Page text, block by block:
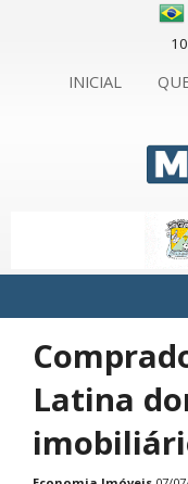
INICIAL
Latina